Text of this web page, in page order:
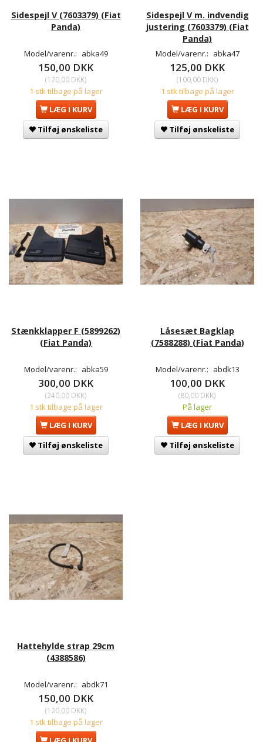
Sidespejl V (7603379) (Fiat
Panda)
Model/varenr.: abka49
150,00 DKK
(120,00 DKK)
1 stk tilbage på lager
LÆG I KURV
Tilføj ønskeliste
Sidespejl V m. indvendig
justering (7603379) (Fiat
Panda)
Model/varenr.: abka47
125,00 DKK
(100,00 DKK)
1 stk tilbage på lager
LÆG I KURV
Tilføj ønskeliste
Stænkklapper F (5899262)
(Fiat Panda)
Model/varenr.: abka59
300,00 DKK
(240,00 DKK)
1 stk tilbage på lager
LÆG I KURV
Tilføj ønskeliste
Låsesæt Bagklap
(7588288) (Fiat Panda)
Model/varenr.: abdk13
100,00 DKK
(80,00 DKK)
På lager
LÆG I KURV
Tilføj ønskeliste
Hattehylde strap 29cm
(4388586)
Model/varenr.: abdk71
150,00 DKK
(120,00 DKK)
1 stk tilbage på lager